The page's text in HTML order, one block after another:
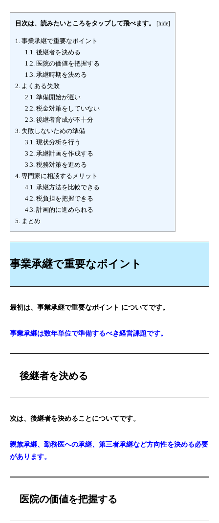
目次は、読みたいところをタップして飛べます。 [hide]
1. 事業承継で重要なポイント
1.1.後継者を決める
1.2.医院の価値を把握する
1.3.承継時期を決める
2. よくある失敗
2.1.準備開始が遅い
2.2.税金対策をしていない
2.3.後継者育成が不十分
3. 失敗しないための準備
3.1.現状分析を行う
3.2.承継計画を作成する
3.3.税務対策を進める
4. 専門家に相談するメリット
4.1.承継方法を比較できる
4.2.税負担を把握できる
4.3.計画的に進められる
5. まとめ
事業承継で重要なポイント
最初は、事業承継で重要なポイント についてです。
事業承継は数年単位で準備するべき経営課題です。
後継者を決める
次は、後継者を決めることについてです。
親族承継、勤務医への承継、第三者承継など方向性を決める必要
があります。
医院の価値を把握する